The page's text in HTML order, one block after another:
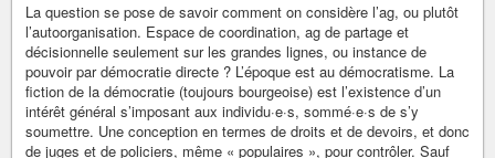
La question se pose de savoir comment on considère l’ag, ou plutôt
l’autoorganisation. Espace de coordination, ag de partage et
décisionnelle seulement sur les grandes lignes, ou instance de
pouvoir par démocratie directe ? L’époque est au démocratisme. La
fiction de la démocratie (toujours bourgeoise) est l’existence d’un
intérêt général s’imposant aux individu·e·s, sommé·e·s de s’y
soumettre. Une conception en termes de droits et de devoirs, et donc
de juges et de policiers, même « populaires », pour contrôler. Sauf